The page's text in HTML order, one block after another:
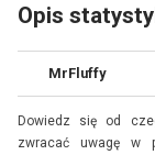
Opis
MrFluffy
Dowiedz się od
zwracać uwagę w